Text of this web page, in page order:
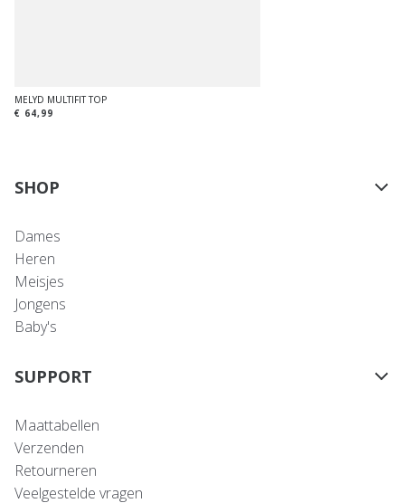
MELYD MULTIFIT TOP
€ 64,99
SHOP
Dames
Heren
Meisjes
Jongens
Baby's
SUPPORT
Maattabellen
Verzenden
Retourneren
Veelgestelde vragen